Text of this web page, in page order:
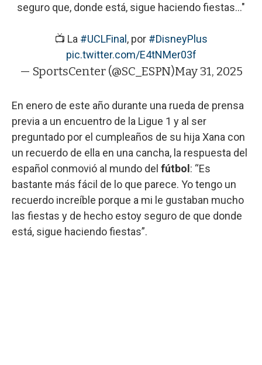
seguro que, donde está, sigue haciendo fiestas..."
📺 La #UCLFinal , por #DisneyPlus
pic.twitter.com/E4tNMer03f
— SportsCenter (@SC_ESPN)May 31, 2025
En enero de este año durante una rueda de prensa
previa a un encuentro de la Ligue 1 y al ser
preguntado por el cumpleaños de su hija Xana con
un recuerdo de ella en una cancha, la respuesta del
español conmovió al mundo del fútbol : “Es
bastante más fácil de lo que parece. Yo tengo un
recuerdo increíble porque a mi le gustaban mucho
las fiestas y de hecho estoy seguro de que donde
está, sigue haciendo fiestas”.